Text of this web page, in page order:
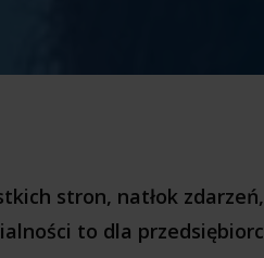
stron, natłok zdarzeń,
to dla